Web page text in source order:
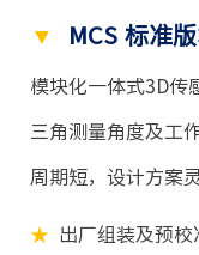
▼ MCS 标准
模块化一体式3D传
三角测量角度及工
周期短，设计方案
★ 出厂组装及预